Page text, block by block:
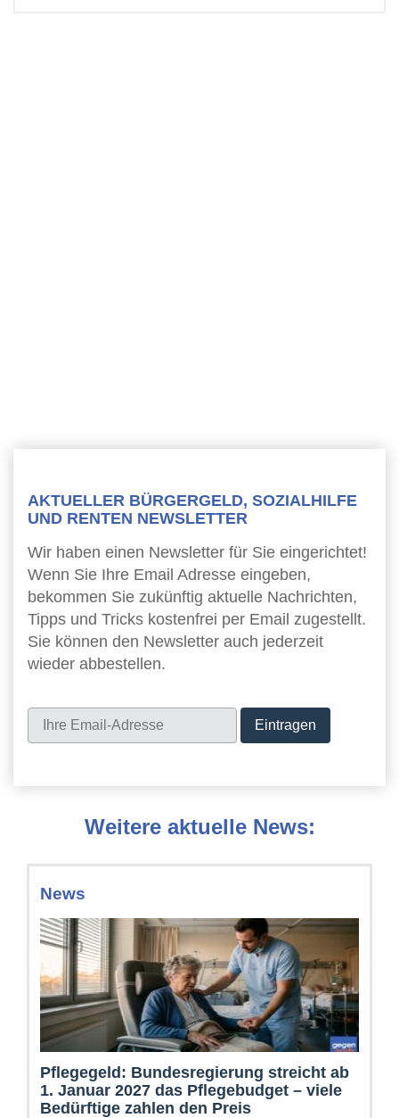
AKTUELLER BÜRGERGELD, SOZIALHILFE
UND RENTEN NEWSLETTER
Wir haben einen Newsletter für Sie eingerichtet!
Wenn Sie Ihre Email Adresse eingeben,
bekommen Sie zukünftig aktuelle Nachrichten,
Tipps und Tricks kostenfrei per Email zugestellt.
Sie können den Newsletter auch jederzeit
wieder abbestellen.
Weitere aktuelle News:
News
Pflegegeld: Bundesregierung streicht ab
1. Januar 2027 das Pflegebudget – viele
Bedürftige zahlen den Preis